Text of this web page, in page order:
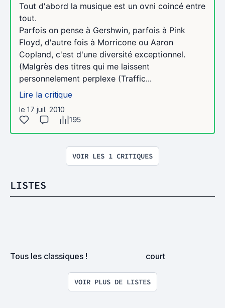
Tout d'abord la musique est un ovni coincé entre
tout.
Parfois on pense à Gershwin, parfois à Pink
Floyd, d'autre fois à Morricone ou Aaron
Copland, c'est d'une diversité exceptionnel.
(Malgrès des titres qui me laissent
personnelement perplexe (Traffic...
Lire la critique
le 17 juil. 2010
195
VOIR LES 1 CRITIQUES
LISTES
Tous les classiques ! court
VOIR PLUS DE LISTES